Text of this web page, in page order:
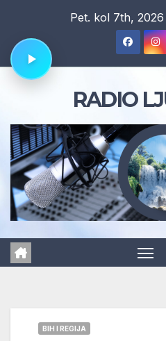
content
Pet. kol 7th, 2026
RADIO
BIH I REGIJA